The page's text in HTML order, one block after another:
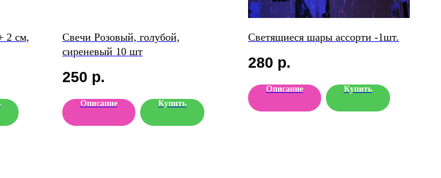
2 см,
Свечи Розовый, голубой,
сиреневый 10 шт
250 р.
Описание Купить
Светящиеся шары ассорти -1шт.
280 р.
Описание Купить